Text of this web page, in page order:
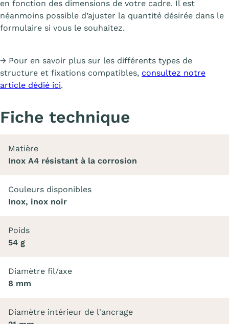
en fonction des dimensions de votre cadre. Il est
néanmoins possible d’ajuster la quantité désirée dans le
formulaire si vous le souhaitez.
→ Pour en savoir plus sur les différents types de
structure et fixations compatibles, consultez notre
article dédié ici.
Fiche technique
Matière
Inox A4 résistant à la corrosion
Couleurs disponibles
Inox, inox noir
Poids
54 g
Diamètre fil/axe
8 mm
Diamètre intérieur de l'ancrage